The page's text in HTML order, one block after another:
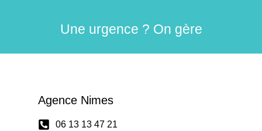
Une urgence ? On gère
Agence Nimes
06 13 13 47 21